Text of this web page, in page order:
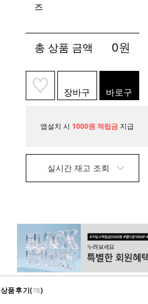
즈
총 상품 금액 0원
장바구
니
바로구
매
앱설치 시 1000원 적립금 지급
실시간 재고 조회
상품후기(78)